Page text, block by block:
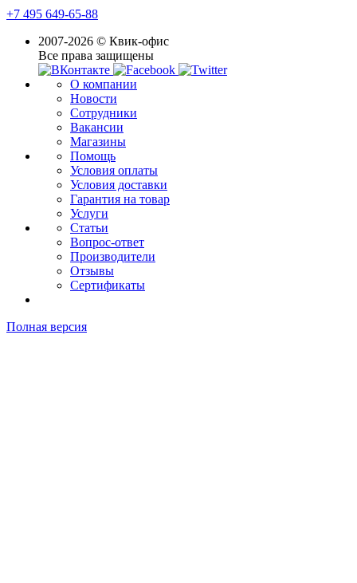
+7 495 649-65-88
2007-2026 © Квик-офис
Все права защищены
О компании
Новости
Сотрудники
Вакансии
Магазины
Помощь
Условия оплаты
Условия доставки
Гарантия на товар
Услуги
Статьи
Вопрос-ответ
Производители
Отзывы
Сертификаты
Полная версия